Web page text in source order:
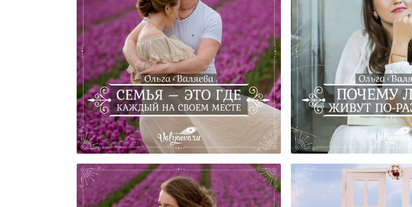
Семья – Это Где Каждый На
Своем Месте
Почему Люди